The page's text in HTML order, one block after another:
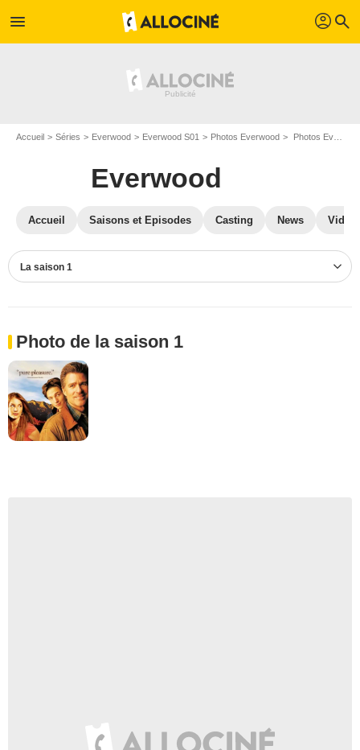
menu profil search
Accueil Séries Everwood Everwood S01 Photos Everwood Photos Everwood S01
Everwood
Accueil Saisons et Episodes Casting News
La saison 1
Photo de la saison 1